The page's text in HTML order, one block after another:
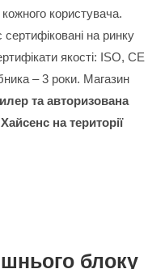
користувача.
на ринку
якості: ISO, CE
– 3 роки. Магазин
та авторизована
на території
блоку